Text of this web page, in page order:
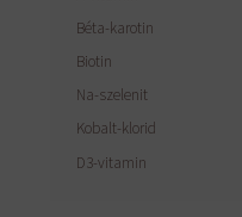
Béta-karotin
Biotin
Na-szelenit
Kobalt-klorid
D3-vitamin